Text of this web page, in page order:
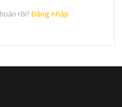
rồi? Đăng nhập